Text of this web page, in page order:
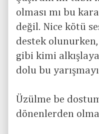
olması mı bu
değil. Nice kötü
destek
gibi kimi
dolu bu
Üzülme be
dönenlerden